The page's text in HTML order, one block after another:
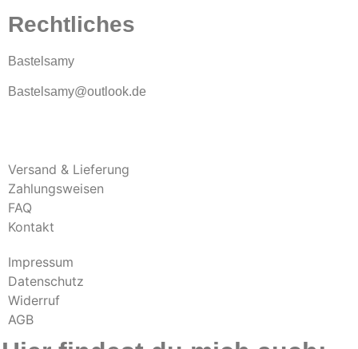
Rechtliches
Bastelsamy
Bastelsamy@outlook.de
Versand & Lieferung
Zahlungsweisen
FAQ
Kontakt
Impressum
Datenschutz
Widerruf
AGB